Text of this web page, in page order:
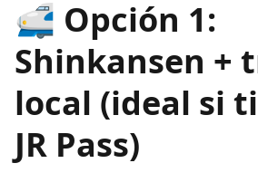
🚅 Opción 1:
Shinkansen +
local (ideal si
JR Pass)